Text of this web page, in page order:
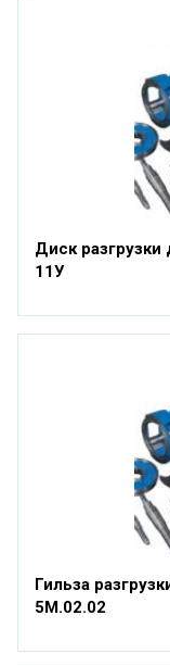
Диск
11У
Гильза
5М.02.02